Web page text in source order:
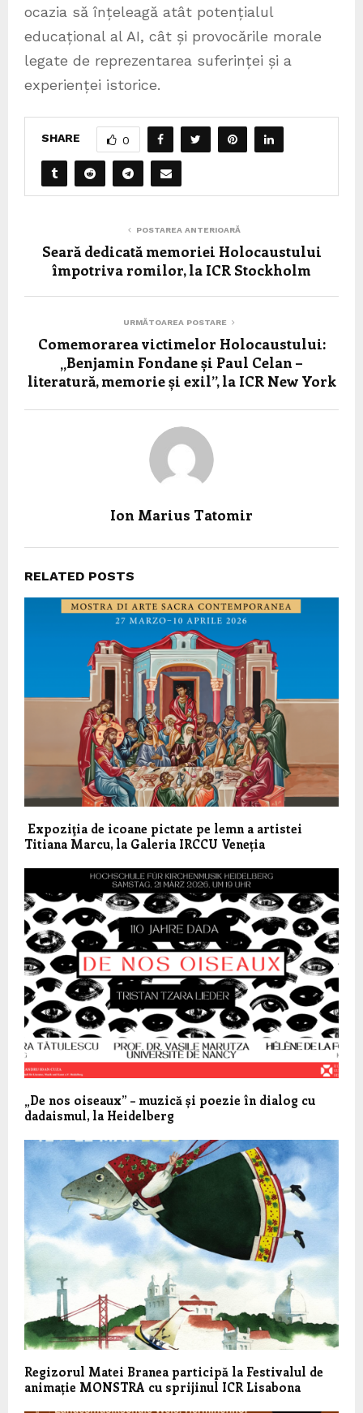
ocazia să înțeleagă atât potențialul
educațional al AI, cât și provocările morale
legate de reprezentarea suferinței și a
experienței istorice.
SHARE 0
POSTAREA ANTERIOARĂ
Seară dedicată memoriei Holocaustului
împotriva romilor, la ICR Stockholm
URMĂTOAREA POSTARE
Comemorarea victimelor Holocaustului:
„Benjamin Fondane și Paul Celan –
literatură, memorie și exil”, la ICR New York
Ion Marius Tatomir
RELATED POSTS
Expoziţia de icoane pictate pe lemn a artistei
Titiana Marcu, la Galeria IRCCU Veneția
„De nos oiseaux” – muzică și poezie în dialog cu
dadaismul, la Heidelberg
Regizorul Matei Branea participă la Festivalul de
animație MONSTRA cu sprijinul ICR Lisabona